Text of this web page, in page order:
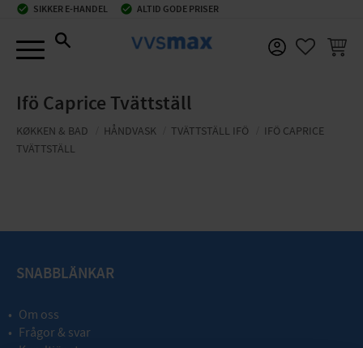
check_circle SIKKER E-HANDEL check_circle ALTID GODE PRISER
Ifö Caprice Tvättställ
KØKKEN & BAD HÅNDVASK TVÄTTSTÄLL IFÖ
IFÖ CAPRICE
TVÄTTSTÄLL
SNABBLÄNKAR
Om oss
Frågor & svar